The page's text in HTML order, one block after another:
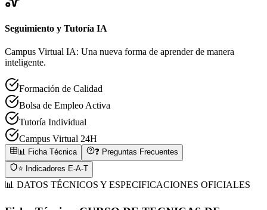
Seguimiento y Tutoría IA
Campus Virtual IA: Una nueva forma de aprender de manera
inteligente.
Formación de Calidad
Bolsa de Empleo Activa
Tutoría Individual
Campus Virtual 24H
📊 Ficha Técnica
❓ Preguntas Frecuentes
⭐ Indicadores E-A-T
📊 DATOS TÉCNICOS Y ESPECIFICACIONES OFICIALES